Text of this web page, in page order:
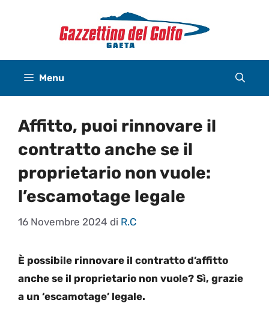
Menu
Affitto, puoi rinnovare il
contratto anche se il
proprietario non vuole:
l’escamotage legale
16 Novembre 2024 di R.C
È possibile rinnovare il contratto d’affitto
anche se il proprietario non vuole? Sì, grazie
a un ‘escamotage’ legale.